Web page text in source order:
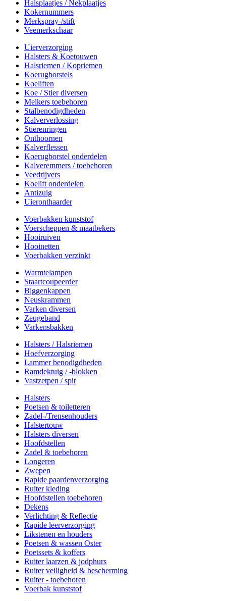
Halsplaatjes / Nekplaatjes
Kokernummers
Merkspray-/stift
Veemerkschaar
Uierverzorging
Halsters & Koetouwen
Halsriemen / Kopriemen
Koerugborstels
Koeliften
Koe / Stier diversen
Melkers toebehoren
Stalbenodigdheden
Kalververlossing
Stierenringen
Onthoornen
Kalverflessen
Koerugborstel onderdelen
Kalveremmers / toebehoren
Veedrijvers
Koelift onderdelen
Antizuig
Uieronthaarder
Voerbakken kunststof
Voerscheppen & maatbekers
Hooiruiven
Hooinetten
Voerbakken verzinkt
Warmtelampen
Staartcoupeerder
Biggenkappen
Neuskrammen
Varken diversen
Zeugeband
Varkensbakken
Halsters / Halsriemen
Hoefverzorging
Lammer benodigdheden
Ramdektuig / -blokken
Vastzetpen / spit
Halsters
Poetsen & toiletteren
Zadel-/Trensenhouders
Halstertouw
Halsters diversen
Hoofdstellen
Zadel & toebehoren
Longeren
Zwepen
Rapide paardenverzorging
Ruiter kleding
Hoofdstellen toebehoren
Dekens
Verlichting & Reflectie
Rapide leerverzorging
Likstenen en houders
Poetsen & wassen Oster
Poetssets & koffers
Ruiter laarzen & jodphurs
Ruiter veiligheid & bescherming
Ruiter - toebehoren
Voerbak kunststof